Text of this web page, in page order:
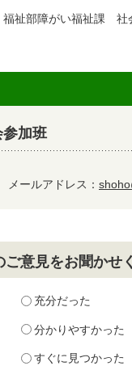
祉部障がい福祉課
加班
メールアドレス：
意見をお聞かせ
充分だった
分かりやすかった
すぐに見つかった